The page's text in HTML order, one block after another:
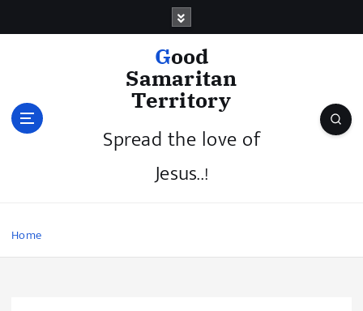
Good
Samaritan
Territory
Spread the love of
Jesus..!
Home